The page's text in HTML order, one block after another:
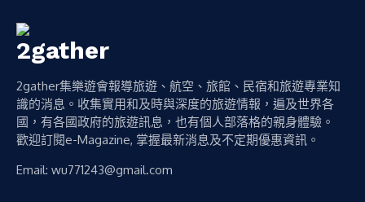
2gather集樂遊會報導旅遊、航空、旅館、民宿和旅遊專業知
識的消息。收集實用和及時與深度的旅遊情報，遍及世界各
國，有各國政府的旅遊訊息，也有個人部落格的親身體驗。
歡迎訂閱e-Magazine, 掌握最新消息及不定期優惠資訊。
Email: wu771243@gmail.com